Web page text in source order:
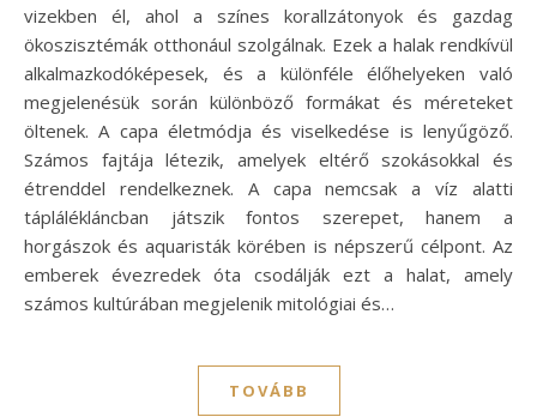
vizekben él, ahol a színes korallzátonyok és gazdag
ökoszisztémák otthonául szolgálnak. Ezek a halak rendkívül
alkalmazkodóképesek, és a különféle élőhelyeken való
megjelenésük során különböző formákat és méreteket
öltenek. A capa életmódja és viselkedése is lenyűgöző.
Számos fajtája létezik, amelyek eltérő szokásokkal és
étrenddel rendelkeznek. A capa nemcsak a víz alatti
táplálékláncban játszik fontos szerepet, hanem a
horgászok és aquaristák körében is népszerű célpont. Az
emberek évezredek óta csodálják ezt a halat, amely
számos kultúrában megjelenik mitológiai és…
TOVÁBB